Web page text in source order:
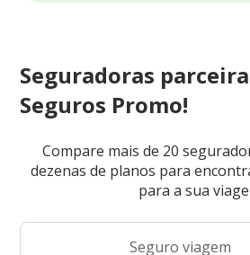
Seguradoras
Seguros Promo!
Compare mais de 20
dezenas de planos para
para a sua
Seguro viagem